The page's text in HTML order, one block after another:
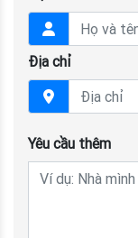
Địa chỉ
Yêu cầu thêm